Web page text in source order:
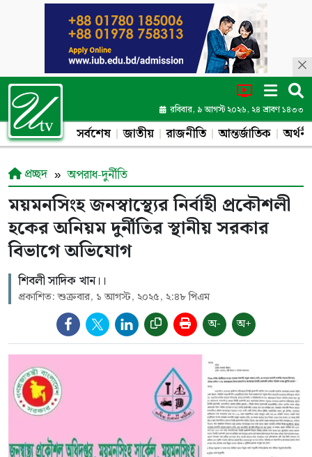
রবিবার, ৯ আগস্ট ২০২৬, ২৪ শ্রাবণ ১৪৩৩
সর্বশেষ জাতীয় রাজনীতি আন্তর্জাতিক
প্রচ্ছদ অপরাধ-দুর্নীতি
ময়মনসিংহ জনস্বাস্থ্যের নির্বাহী প্রকৌশলী
হকের অনিয়ম দুর্নীতির স্থানীয় সরকার
বিভাগে অভিযোগ
শিবলী সাদিক খান।।
প্রকাশিত: শুক্রবার, ১ আগস্ট, ২০২৫, ২:৪৮ পিএম
অ- অ+